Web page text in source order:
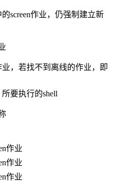
screen作业，仍强制建立新
，若找不到离线的作业，即
要执行的shell
作业
作业
作业